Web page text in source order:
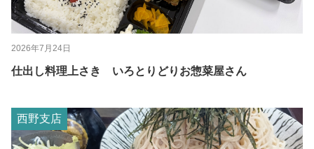
2026年7月24日
仕出し料理上さき いろとりどりお惣菜屋さん
西野支店